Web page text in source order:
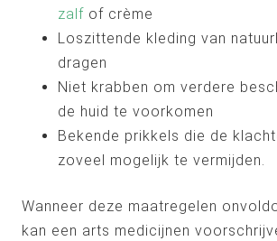
zalf of crème
Loszittende kleding van
dragen
Niet krabben om verdere
de huid te voorkomen
Bekende prikkels die de
zoveel mogelijk te vermijden.
Wanneer deze maatregelen
kan een arts medicijnen